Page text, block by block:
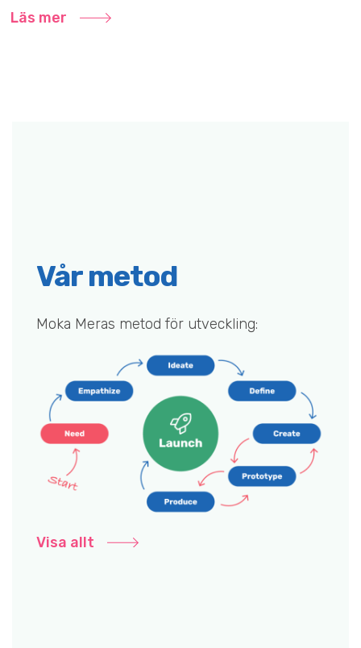
Läs mer
Vår metod
Moka Meras metod för utveckling:
Visa allt